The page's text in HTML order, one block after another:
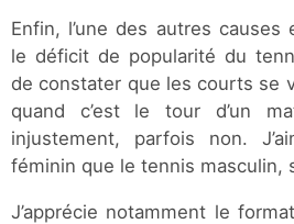
Enfin, l’une des autres causes
le déficit de popularité du
de constater que les courts se
quand c’est le tour d’un
injustement, parfois non.
féminin que le tennis masculin,
J’apprécie notamment le